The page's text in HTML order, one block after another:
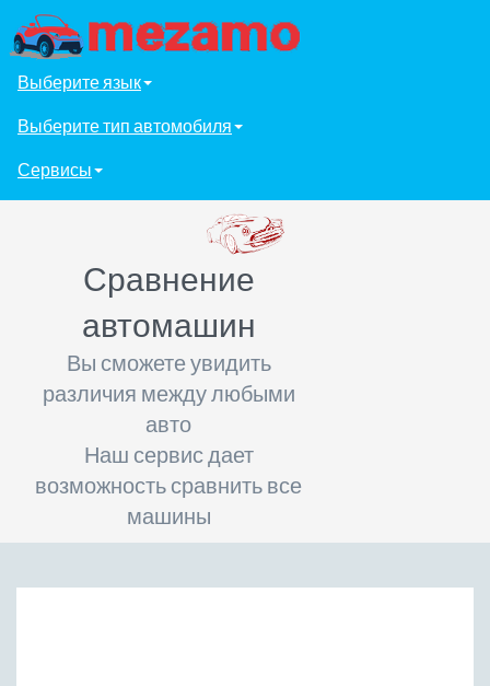
Выберите язык
Выберите тип автомобиля
Сервисы
Сравнение
автомашин
Вы сможете увидить
различия между любыми
авто
Наш сервис дает
возможность сравнить все
машины